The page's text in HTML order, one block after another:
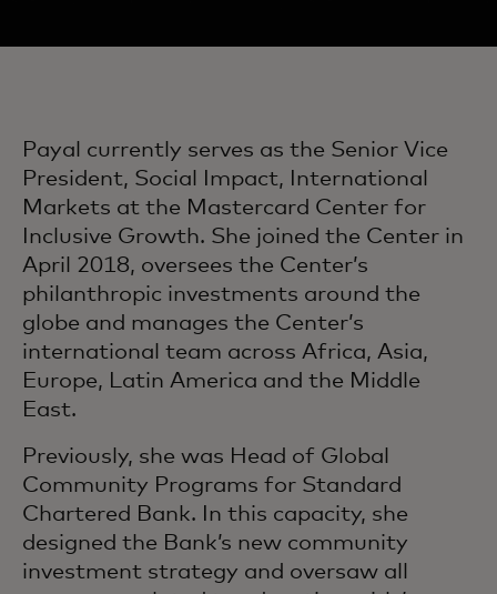
Payal currently serves as the Senior Vice
President, Social Impact, International
Markets at the Mastercard Center for
Inclusive Growth. She joined the Center in
April 2018, oversees the Center’s
philanthropic investments around the
globe and manages the Center’s
international team across Africa, Asia,
Europe, Latin America and the Middle
East.
Previously, she was Head of Global
Community Programs for Standard
Chartered Bank. In this capacity, she
designed the Bank’s new community
investment strategy and oversaw all